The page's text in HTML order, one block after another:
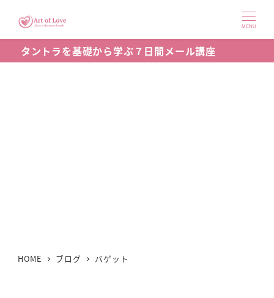
ン
コ
MENU
タントラを基礎から学ぶ７日間メール講座
HOME ブログ バゲット